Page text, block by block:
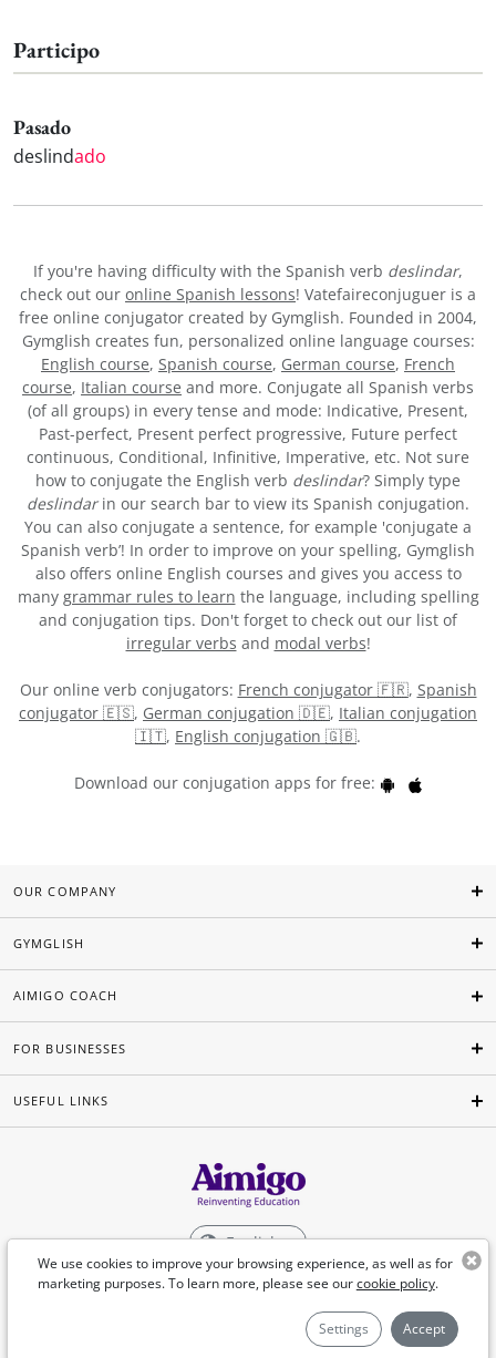
Participo
Pasado
deslindado
If you're having difficulty with the Spanish verb deslindar,
check out our online Spanish lessons! Vatefaireconjuguer is a
free online conjugator created by Gymglish. Founded in 2004,
Gymglish creates fun, personalized online language courses:
English course, Spanish course, German course, French
course, Italian course and more. Conjugate all Spanish verbs
(of all groups) in every tense and mode: Indicative, Present,
Past-perfect, Present perfect progressive, Future perfect
continuous, Conditional, Infinitive, Imperative, etc. Not sure
how to conjugate the English verb deslindar? Simply type
deslindarin our search bar to view its Spanish conjugation.
You can also conjugate a sentence, for example 'conjugate a
Spanish verb’! In order to improve on your spelling, Gymglish
also offers online English courses and gives you access to
many grammar rules to learn the language, including spelling
and conjugation tips. Don't forget to check out our list of
irregular verbs and modal verbs!
Our online verb conjugators: French conjugator 🇫🇷, Spanish
conjugator 🇪🇸, German conjugation 🇩🇪, Italian conjugation
🇮🇹, English conjugation 🇬🇧.
Download our conjugation apps for free:
We use cookies to improve your browsing experience, as well as for
marketing purposes. To learn more, please see ourcookie policy.
Settings Accept
OUR COMPANY
GYMGLISH
AIMIGO COACH
FOR BUSINESSES
USEFUL LINKS
English
©Aimigo 2026